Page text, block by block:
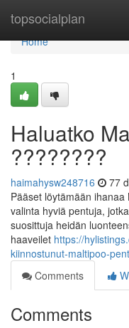
topsocialplan
Home
Home
1
Haluatko
????????
haimahysw248716 77
Pääset löytämään
valinta hyviä pentuja,
suosittuja heidän
haaveilet https://
kiinnostunut-maltipoo-
Comments
Comments